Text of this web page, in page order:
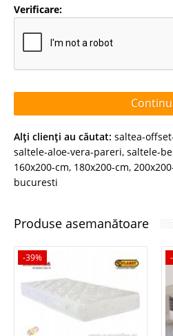
Verificare:
Alţi clienţi au căutat: saltea-
saltele-aloe-vera-pareri, saltele-
160x200-cm, 180x200-cm,
bucuresti
Produse asemanătoare
-39%